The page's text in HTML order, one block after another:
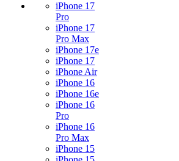
iPhone 17
Pro
iPhone 17
Pro Max
iPhone 17e
iPhone 17
iPhone Air
iPhone 16
iPhone 16e
iPhone 16
Pro
iPhone 16
Pro Max
iPhone 15